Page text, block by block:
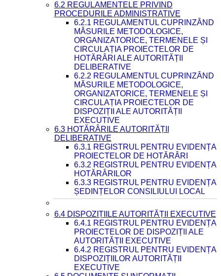
6.2 REGULAMENTELE PRIVIND
PROCEDURILE ADMINISTRATIVE
6.2.1 REGULAMENTUL CUPRINZÂND
MĂSURILE METODOLOGICE,
ORGANIZATORICE, TERMENELE ȘI
CIRCULAȚIA PROIECTELOR DE
HOTĂRÂRI ALE AUTORITĂȚII
DELIBERATIVE
6.2.2 REGULAMENTUL CUPRINZÂND
MĂSURILE METODOLOGICE,
ORGANIZATORICE, TERMENELE ȘI
CIRCULAȚIA PROIECTELOR DE
DISPOZIȚII ALE AUTORITĂȚII
EXECUTIVE
6.3 HOTĂRÂRILE AUTORITĂȚII
DELIBERATIVE
6.3.1 REGISTRUL PENTRU EVIDENȚA
PROIECTELOR DE HOTĂRÂRI
6.3.2 REGISTRUL PENTRU EVIDENȚA
HOTĂRÂRILOR
6.3.3 REGISTRUL PENTRU EVIDENȚA
ȘEDINȚELOR CONSILIULUI LOCAL
6.4 DISPOZIȚIILE AUTORITĂȚII EXECUTIVE
6.4.1 REGISTRUL PENTRU EVIDENȚA
PROIECTELOR DE DISPOZIȚII ALE
AUTORITĂȚII EXECUTIVE
6.4.2 REGISTRUL PENTRU EVIDENȚA
DISPOZIȚIILOR AUTORITĂȚII
EXECUTIVE